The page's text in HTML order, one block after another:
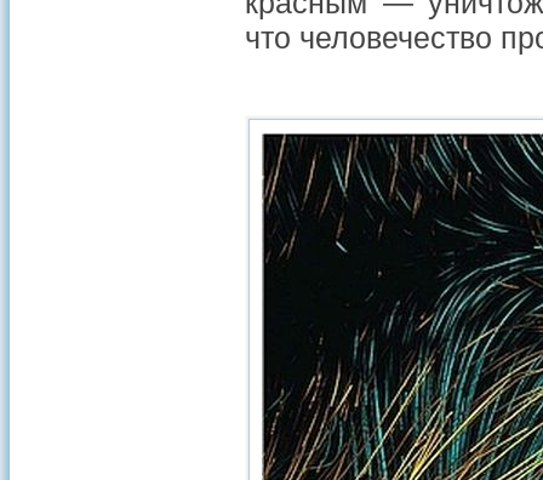
что человечество